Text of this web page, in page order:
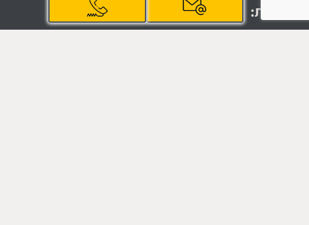
טיפים לריצוף וחיפוי
והזמנות: